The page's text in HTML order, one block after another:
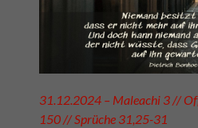
31.12.2024 – Maleachi 3 //
150 // Sprüche 31,25-31